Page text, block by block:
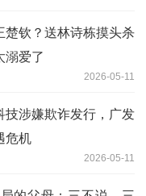
楚钦？送林诗栋摸头杀
溺爱了
2026-05-11
技涉嫌欺诈发行，广发
危机
2026-05-11